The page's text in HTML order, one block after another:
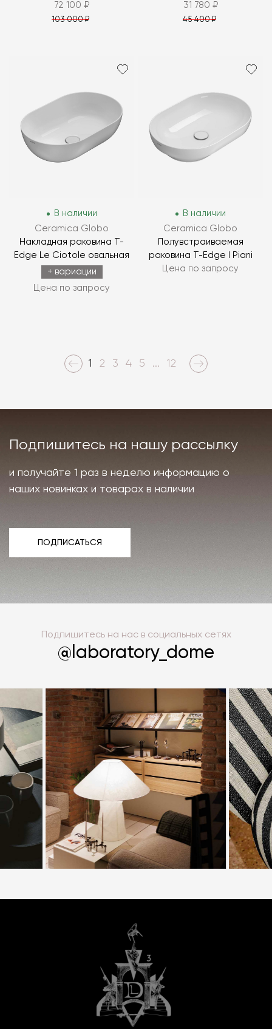
72 100 ₽
103 000 ₽
31 780 ₽
45 400 ₽
В наличии
Ceramica Globo
Накладная раковина T-
Edge Le Ciotole овальная
+ вариации
Цена по запросу
В наличии
Ceramica Globo
Полувстраиваемая
раковина T-Edge I Piani
Цена по запросу
1 2 3 4 5 ... 12
Подпишитесь на нашу рассылку
и получайте 1 раз в неделю информацию о
наших новинках и товарах в наличии
ПОДПИСАТЬСЯ
Подпишитесь на нас в социальных сетях
@laboratory_dome